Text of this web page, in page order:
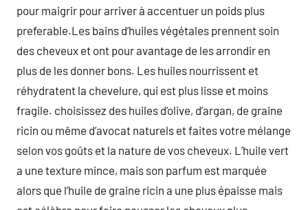
pour maigrir pour arriver à accentuer un poids plus
preferable.Les bains d’huiles végétales prennent soin
des cheveux et ont pour avantage de les arrondir en
plus de les donner bons. Les huiles nourrissent et
réhydratent la chevelure, qui est plus lisse et moins
fragile. choisissez des huiles d’olive, d’argan, de graine
ricin ou même d’avocat naturels et faites votre mélange
selon vos goûts et la nature de vos cheveux. L’huile vert
a une texture mince, mais son parfum est marquée
alors que l’huile de graine ricin a une plus épaisse mais